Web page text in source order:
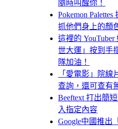
隨時叫醒你！
Pokemon
抓他們身上的顏
這裡的
世大運」按到手
隊加油！
「愛電影」院線
查詢，還可查有
Beeftext 打出簡
入指定內容
Google中國推出